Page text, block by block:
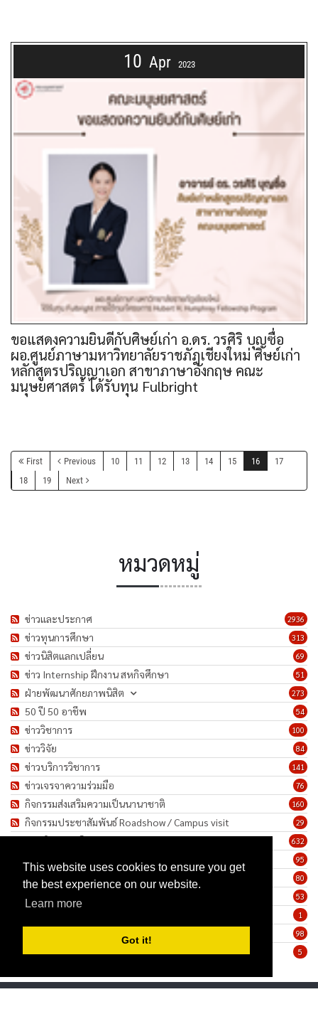
This website uses cookies to ensure you get
the best experience on our website.
Learn more
Got it!
10 Apr 2023
ขอแสดงความยินดีกับศิษย์เก่า อ.ดร. วรศิริ บุญซื่อ
ผอ.ศูนย์ภาษามหาวิทยาลัยราชภัฎเชียงใหม่ ศิษย์เก่า
หลักสูตรปริญญาเอก สาขาภาษาอังกฤษ คณะ
มนุษยศาสตร์ ได้รับทุน Fulbright
First Previous 10 11 12 13 14 15 16
17
18
19 Next
หมวดหมู่
2936
ข่าวและประกาศ
313
ข่าวทุนการศึกษา
69
ข่าวนิสิตแลกเปลี่ยน
51
ข่าว Internship ฝึกงาน สหกิจศึกษา
273
ฝ่ายพัฒนาศักยภาพนิสิต
54
50 ปี 50 อาชีพ
100
ข่าววิชาการ
84
ข่าววิจัย
141
ข่าวบริการวิชาการ
76
ข่าวเจรจาความร่วมมือ
160
กิจกรรมส่งเสริมความเป็นนานาชาติ
29
กิจกรรมประชาสัมพันธ์ Roadshow / Campus visit
632
ภาพกิจกรรม/โครงการ
95
80
ทำนุบำรุงศิลปวัฒนธรรม
53
ข่าวประกาศรับสมัครงาน
1
98
5
มาตรการป้องกันการแพร่ระบาดของเชื้อโรค COVID-19